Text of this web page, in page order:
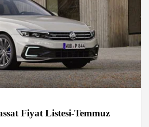
Fiyat Listesi-Temmuz